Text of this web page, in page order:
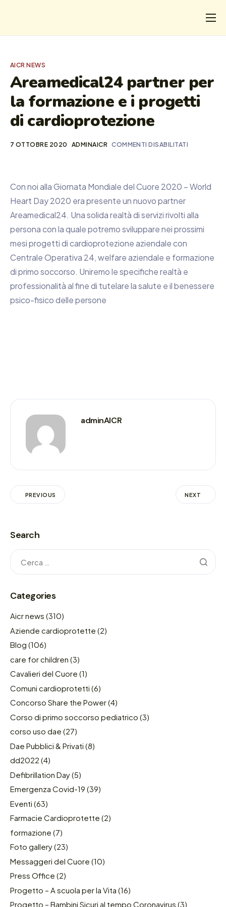
CHI
I SALVATI
FORMAZIONE
PROGETTI
NEWS
AICR NEWS
Areamedical24 partner per
la formazione e i progetti
di cardioprotezione
7 OTTOBRE 2020 ADMINAICR COMMENTI DISABILITATI
Con noi alla Giornata Mondiale del Cuore 2020 – World
Heart Day 2020 era presente un nuovo partner
Areamedical24. Una solida realtà di servizi rivolti alla
persona con la quale potremo sviluppare nei prossimi
mesi progetti di cardioprotezione aziendale con
Centrale Operativa 24, welfare aziendale e formazione
di primo soccorso. Uniremo le specifiche realtà e
professionalità al fine di tutelare la salute e il benessere
psico-fisico delle persone
adminAICR
PREVIOUS NEXT
Search
Categories
Aicr news (310)
Aziende cardioprotette (2)
Blog (106)
care for children (3)
Cavalieri del Cuore (1)
Comuni cardioprotetti (6)
Concorso Share the Power(4)
Corso di primo soccorso pediatrico (3)
corso uso dae (27)
Dae Pubblici & Privati (8)
dd2022 (4)
Defibrillation Day(5)
Emergenza Covid-19 (39)
Eventi (63)
Farmacie Cardioprotette (2)
formazione (7)
Foto gallery(23)
Messaggeri del Cuore (10)
Press Office (2)
Progetto – A scuola per la Vita (16)
Progetto – Bambini Sicuri al tempo Coronavirus (3)